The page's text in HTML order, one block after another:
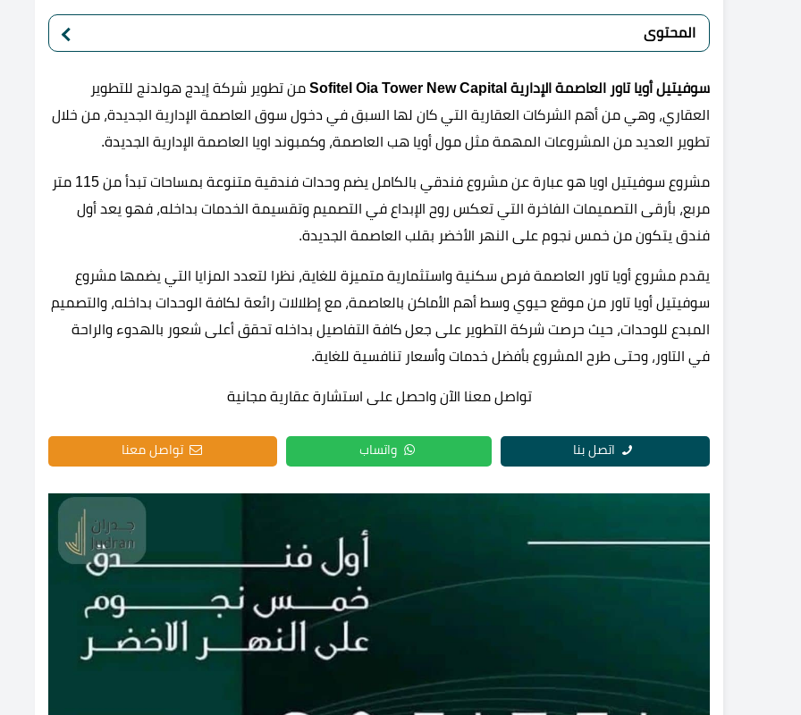
المحتوى
سوفيتيل أويا تاور العاصمة الإدارية Sofitel Oia Tower New Capital
من تطوير شركة إيدج هولدنج للتطوير
العقاري، وهي من أهم الشركات العقارية التي كان لها السبق في دخول سوق العاصمة الإدارية الجديدة، من خلال
تطوير العديد من المشروعات المهمة مثل مول أويا هب العاصمة، وكمبوند اويا العاصمة الإدارية الجديدة.
مشروع سوفيتيل اويا هو عبارة عن مشروع فندقي بالكامل يضم وحدات فندقية متنوعة بمساحات تبدأ من 115 متر
مربع، بأرقى التصميمات الفاخرة التي تعكس روح الإبداع في التصميم وتقسيمة الخدمات بداخله، فهو يعد أول
فندق يتكون من خمس نجوم على النهر الأخضر بقلب العاصمة الجديدة.
يقدم مشروع أويا تاور العاصمة فرص سكنية واستثمارية متميزة للغاية، نظرا لتعدد المزايا التي يضمها مشروع
سوفيتيل أويا تاور من موقع حيوي وسط أهم الأماكن بالعاصمة، مع إطلالات رائعة لكافة الوحدات بداخله، والتصميم
المبدع للوحدات، حيث حرصت شركة التطوير على جعل كافة التفاصيل بداخله تحقق أعلى شعور بالهدوء والراحة
في التاور، وحتى طرح المشروع بأفضل خدمات وأسعار تنافسية للغاية.
تواصل معنا الآن واحصل على استشارة عقارية مجانية
اتصل بنا واتساب تواصل معنا